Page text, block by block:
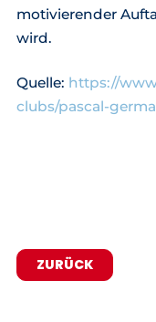
motivierender
wird.
Quelle: https://
clubs/pascal-
ZURÜCK